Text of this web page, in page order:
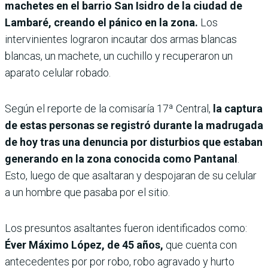
machetes en el barrio San Isidro de la ciudad de
Lambaré, creando el pánico en la zona. Los
intervinientes lograron incautar dos armas blancas
blancas, un machete, un cuchillo y recuperaron un
aparato celular robado.
Según el reporte de la comisaría 17ª Central, la captura
de estas personas se registró durante la madrugada
de hoy tras una denuncia por disturbios que estaban
generando en la zona conocida como Pantanal .
Esto, luego de que asaltaran y despojaran de su celular
a un hombre que pasaba por el sitio.
Los presuntos asaltantes fueron identificados como:
Éver Máximo López, de 45 años, que cuenta con
antecedentes por por robo, robo agravado y hurto